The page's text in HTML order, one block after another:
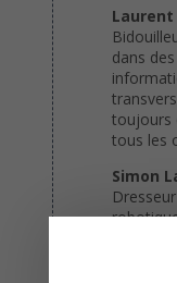
dans
toujours
tous les
Simon
de